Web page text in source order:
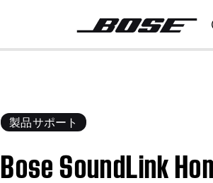
製品サポート
Bose SoundLink